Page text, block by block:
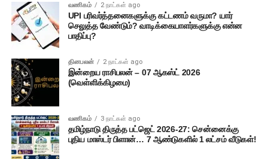
வணிகம் 2 நாட்கள் ago
UPI பரிவர்த்தனைகளுக்கு கட்டணம் வருமா? யார்
செலுத்த வேண்டும்? வாடிக்கையாளர்களுக்கு என்ன
பாதிப்பு?
தினபலன் 2 நாட்கள் ago
இன்றைய ராசிபலன் – 07 ஆகஸ்ட் 2026
(வெள்ளிக்கிழமை)
வணிகம் 3 நாட்கள் ago
தமிழ்நாடு திருத்த பட்ஜெட் 2026-27: சென்னைக்கு
புதிய மாஸ்டர் பிளான்… 7 ஆண்டுகளில் 1 லட்சம் வீடுகள்!